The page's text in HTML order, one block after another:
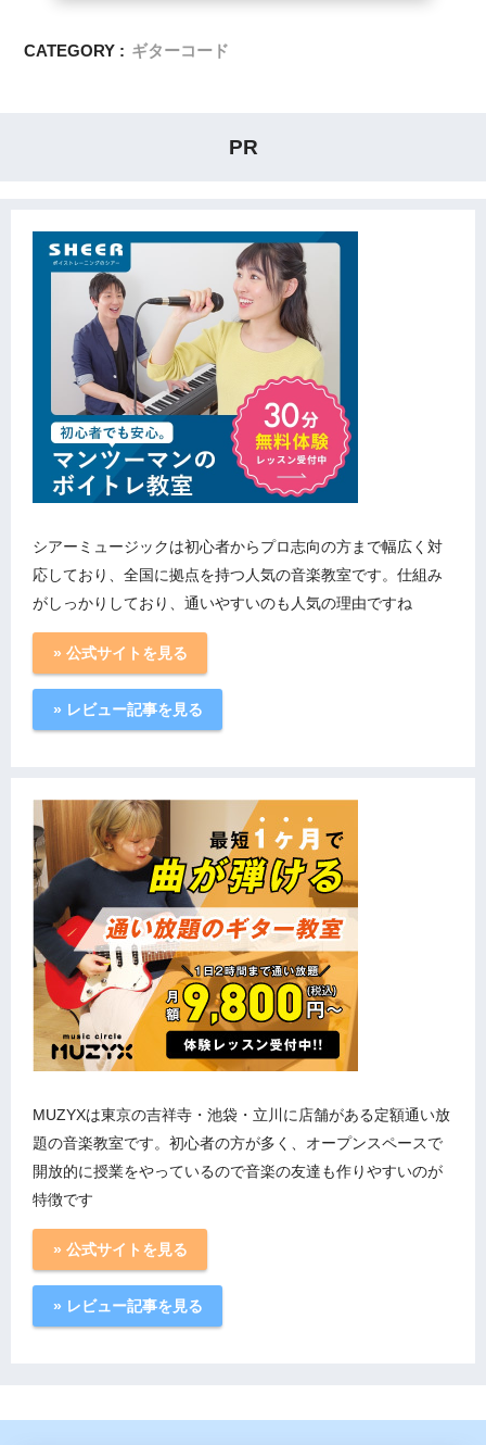
CATEGORY : ギターコード
PR
シアーミュージックは初心者からプロ志向の方まで幅広く対
応しており、全国に拠点を持つ人気の音楽教室です。仕組み
がしっかりしており、通いやすいのも人気の理由ですね
» 公式サイトを見る
» レビュー記事を見る
MUZYXは東京の吉祥寺・池袋・立川に店舗がある定額通い放
題の音楽教室です。初心者の方が多く、オープンスペースで
開放的に授業をやっているので音楽の友達も作りやすいのが
特徴です
» 公式サイトを見る
» レビュー記事を見る